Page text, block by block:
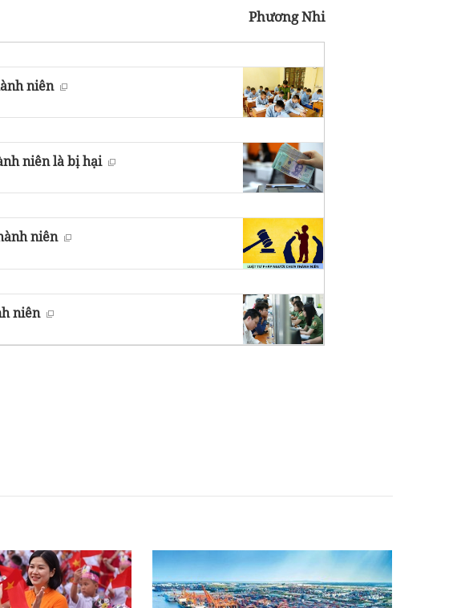
Phương Nhi
niên
niên là bị hại
niên
niên